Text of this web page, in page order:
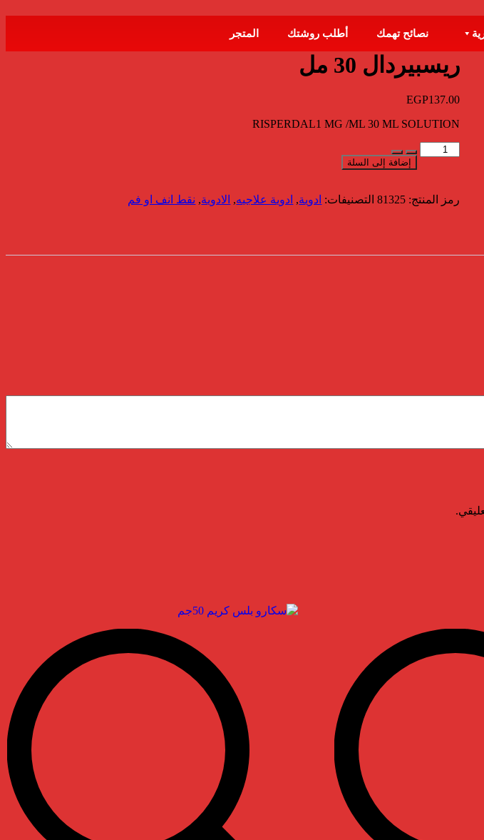
نصائح تهمك أطلب روشتك المتجر
ريسبيردال 30 مل
EGP137.00
RISPERDAL1 MG /ML 30 ML SOLUTION
كمية
إضافة إلى السلة
رمز المنتج: 81325 التصنيفات: ادوية, ادوية علاجيه, الادوية, نقط انف او فم